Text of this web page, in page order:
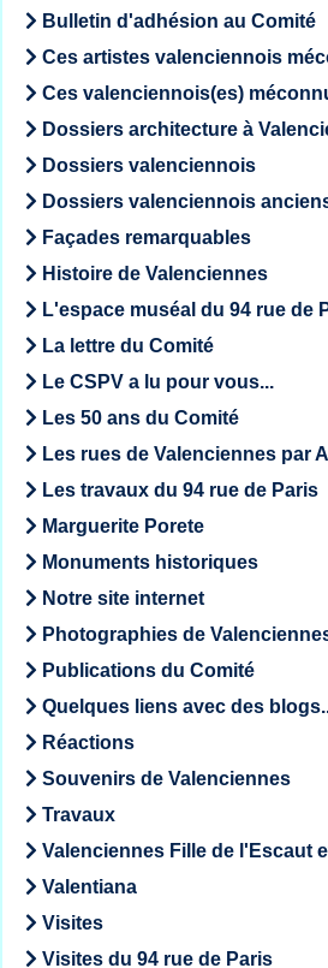
Bulletin d'adhésion au Comité
Ces artistes valenciennois
Ces valenciennois(es)
Dossiers architecture à
Dossiers valenciennois
Dossiers valenciennois
Façades remarquables
Histoire de Valenciennes
L'espace muséal du 94 rue de
La lettre du Comité
Le CSPV a lu pour vous...
Les 50 ans du Comité
Les rues de Valenciennes par
Les travaux du 94 rue de Paris
Marguerite Porete
Monuments historiques
Notre site internet
Photographies de
Publications du Comité
Quelques liens avec des
Réactions
Souvenirs de Valenciennes
Travaux
Valenciennes Fille de l'Escaut
Valentiana
Visites
Visites du 94 rue de Paris